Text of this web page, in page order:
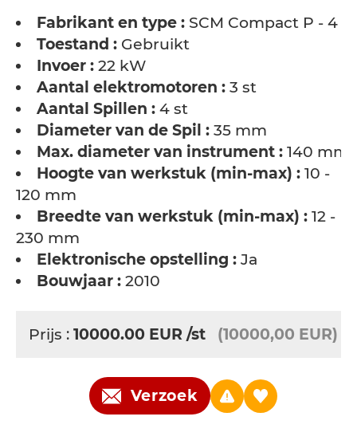
Fabrikant en type : SCM Compact P - 4
Toestand : Gebruikt
Invoer : 22 kW
Aantal elektromotoren : 3 st
Aantal Spillen : 4 st
Diameter van de Spil : 35 mm
Max. diameter van instrument : 140 mm
Hoogte van werkstuk (min-max) : 10 -
120 mm
Breedte van werkstuk (min-max) : 12 -
230 mm
Elektronische opstelling : Ja
Bouwjaar : 2010
Prijs : 10000.00 EUR /st (10000,00 EUR)
Verzoek